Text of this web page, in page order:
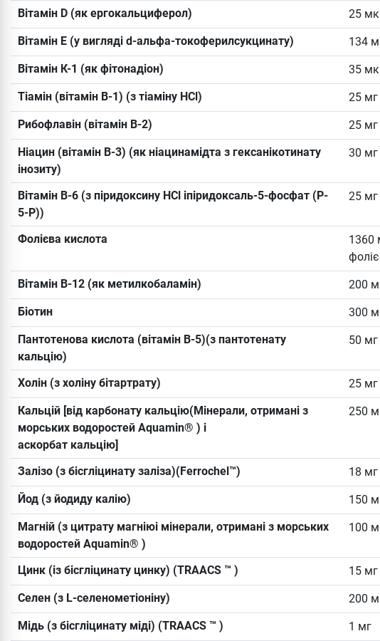
Вітамін D (як ергокальциферол)
25
Вітамін Е (у вигляді d-альфа-токоферилсукцинату)
134
Вітамін К-1 (як фітонадіон)
35
Тіамін (вітамін B-1) (з тіаміну HCl)
25 мг
Рибофлавін (вітамін B-2)
25 мг
Ніацин (вітамін B-3) (як ніацинамідта з гексанікотинату
інозиту)
30 мг
Вітамін B-6 (з піридоксину HCl іпіридоксаль-5-фосфат (P-
5-P))
25 мг
Фолієва кислота
1360
Вітамін B-12 (як метилкобаламін) 200
Біотин
300
Пантотенова кислота (вітамін B-5)(з пантотенату
кальцію)
50 мг
Холін (з холіну бітартрату) 25 мг
Кальцій [від карбонату кальцію(Мінерали, отримані з
морських водоростей Aquamin® ) і
аскорбат кальцію]
250
Залізо (з бісгліцинату заліза)(Ferrochel™) 18 мг
Йод (з йодиду калію)
150
Магній (з цитрату магніюі мінерали, отримані з морських
водоростей Aquamin® )
100
Цинк (із бісгліцинату цинку) (TRAACS ™ ) 15 мг
Селен (з L-селенометіоніну)
200
Мідь (з бісгліцинату міді) (TRAACS ™ )
1 мг